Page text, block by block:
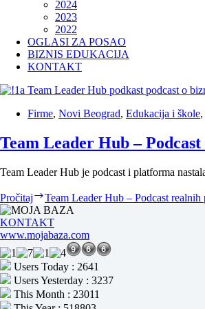
2024
2023
2022
OGLASI ZA POSAO
BIZNIS EDUKACIJA
KONTAKT
Firme, Novi Beograd, Edukacija i škole,
Team Leader Hub –
Team Leader Hub je podcast i platforma
Pročitaj Team Leader Hub – Podcast
KONTAKT
www.mojabaza.com
Users Today : 2641
Users Yesterday : 3237
This Month : 23011